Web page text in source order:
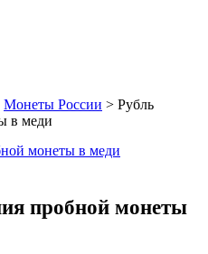
Монеты России > Рубль
в меди
пробной монеты